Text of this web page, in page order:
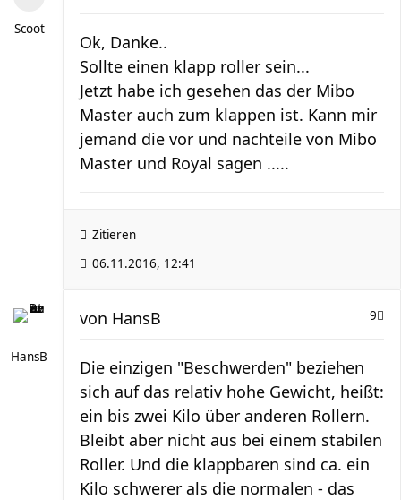
Scoot
Ok, Danke..
Sollte einen klapp roller sein...
Jetzt habe ich gesehen das der Mibo
Master auch zum klappen ist. Kann mir
jemand die vor und nachteile von Mibo
Master und Royal sagen .....
Zitieren
06.11.2016, 12:41
HansB
9
von HansB
Die einzigen "Beschwerden" beziehen
sich auf das relativ hohe Gewicht, heißt:
ein bis zwei Kilo über anderen Rollern.
Bleibt aber nicht aus bei einem stabilen
Roller. Und die klappbaren sind ca. ein
Kilo schwerer als die normalen - das